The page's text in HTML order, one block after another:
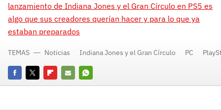
lanzamiento de Indiana Jones y el Gran Círculo en PS5 es
algo que sus creadores querían hacer y para lo que ya
estaban preparados
FacebookTwitterFlipboard
E-
Whatsapp
TEMAS Noticias Indiana Jones y el Gran Círculo PC